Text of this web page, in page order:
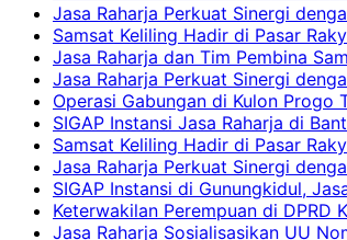
Jasa Raharja Perkuat Sinergi
Samsat Keliling Hadir di Pasar
Jasa Raharja dan Tim Pembina
Jasa Raharja Perkuat Sinergi
Operasi Gabungan di Kulon Progo
SIGAP Instansi Jasa Raharja di
Samsat Keliling Hadir di Pasar
Jasa Raharja Perkuat Sinergi
SIGAP Instansi di Gunungkidul,
Keterwakilan Perempuan di DPRD
Jasa Raharja Sosialisasikan UU